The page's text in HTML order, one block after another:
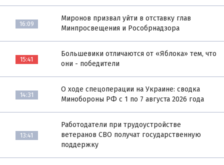
16:09
Миронов призвал уйти в отставку глав
Минпросвещения и Рособрнадзора
15:41
Большевики отличаются от «Яблока» тем, что
они - победители
14:31
О ходе спецоперации на Украине: сводка
Минобороны РФ с 1 по 7 августа 2026 года
13:41
Работодатели при трудоустройстве
ветеранов СВО получат государственную
поддержку